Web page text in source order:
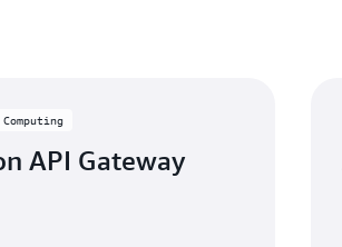
API Gateway